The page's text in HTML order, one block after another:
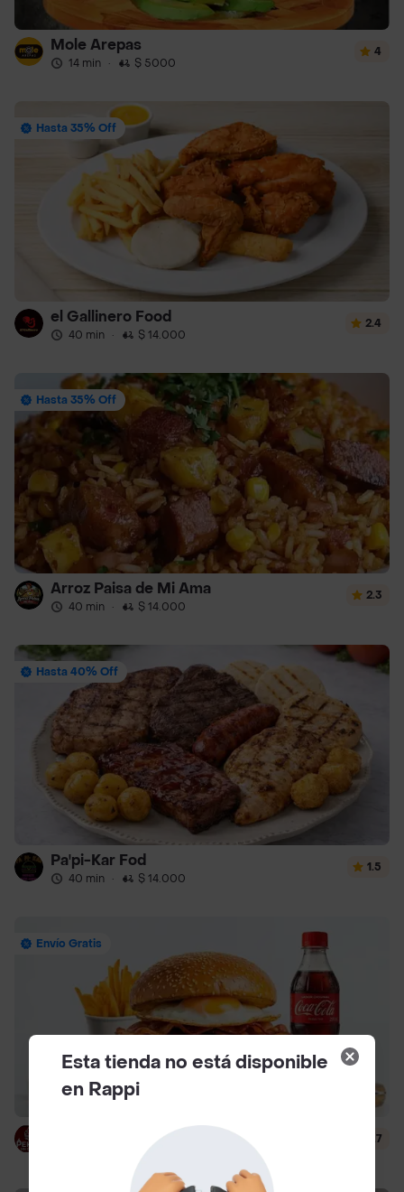
Mole Arepas
14 min · $ 5000
4
Hasta 35% Off
el Gallinero Food
40 min · $ 14.000
2.4
Hasta 35% Off
Arroz Paisa de Mi Ama
40 min · $ 14.000
2.3
Hasta 40% Off
Pa'pi-Kar Fod
40 min · $ 14.000
1.5
Envío Gratis
$ 6500
4.7
Esta tienda no está disponible
en Rappi